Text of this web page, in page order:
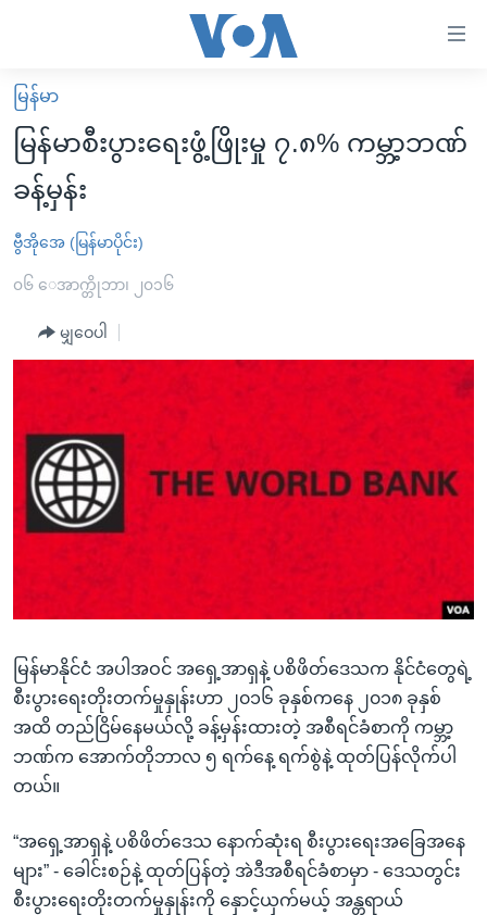
လွယ်ကူ
စေ
သည့်
Link
များ
ပင်မ
ပင်မ
ရန်
ရှာဖွေ
ရန်
နေရာ
သို့
ရန်
မူလစာမျက်နှာ
မြန်မာ
ကမ္ဘာ့သတင်းများ
နိုင်ငံတကာ
အစ္စရေး-ပါလက်စတိုင်း
ဗွီဒီယို
သတင်းလွတ်လပ်ခွင့်
အင်္ဂလိပ်စာလေ့လာမယ်
အမေရိကန်သုံးအီဒီယံ
ရုပ်ရှင်ထဲက အင်္ဂလိပ်စာ
သုတပဒေသာ အင်္ဂလိပ်စာ
အပတ်စဉ်ကဏ္ဍများ
တီဗွီ
ရေဒီယို/တီဗွီအစီအစဉ်
Learning English
ဘာသာစကားများ
မြန်မာ
မြန်မာစီးပွားရေးဖွံ့ဖြိုးမှု ၇.၈% ကမ္ဘာ့ဘဏ်
ခန့်မှန်း
ဗွီအိုအေ (မြန်မာပိုင်း)
၀၆ ေအာက္တိုဘာ၊ ၂၀၁၆
မျှဝေပါ
မြန်မာနိုင်ငံ အပါအဝင် အရှေ့အာရှနဲ့ ပစိဖိတ်ဒေသက နိုင်ငံတွေရဲ့
စီးပွားရေးတိုးတက်မှုနှုန်းဟာ ၂၀၁၆ ခုနှစ်ကနေ ၂၀၁၈ ခုနှစ်
အထိ တည်ငြိမ်နေမယ်လို့ ခန့်မှန်းထားတဲ့ အစီရင်ခံစာကို ကမ္ဘာ့
ဘဏ်က အောက်တိုဘာလ ၅ ရက်နေ့ ရက်စွဲနဲ့ ထုတ်ပြန်လိုက်ပါ
တယ်။
“အရှေ့အာရှနဲ့ ပစိဖိတ်ဒေသ နောက်ဆုံးရ စီးပွားရေးအခြေအနေ
များ” - ခေါင်းစဉ်နဲ့ ထုတ်ပြန်တဲ့ အဲဒီအစီရင်ခံစာမှာ - ဒေသတွင်း
စီးပွားရေးတိုးတက်မှုနှုန်းကို နှောင့်ယှက်မယ့် အန္တရာယ်